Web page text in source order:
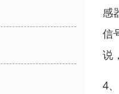
感
信
说
4